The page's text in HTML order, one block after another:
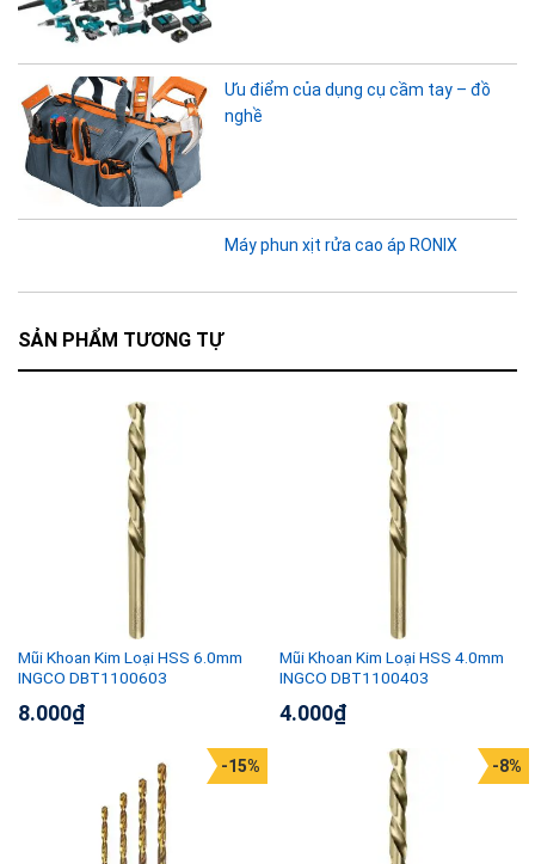
Ưu điểm của dụng cụ cầm tay – đồ
nghề
Máy phun xịt rửa cao áp RONIX
SẢN PHẨM TƯƠNG TỰ
Mũi Khoan Kim Loại HSS 6.0mm
INGCO DBT1100603
8.000₫
Mũi Khoan Kim Loại HSS 4.0mm
INGCO DBT1100403
4.000₫
-15% -8%